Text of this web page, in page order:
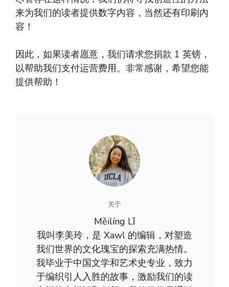
来为我们的读者提供数字内容，当然还有印刷内
容！
因此，如果读者愿意，我们请求您捐款 1 英镑，
以帮助我们支付运营费用。非常感谢，希望您能
提供帮助！
关于
Měilíng Lǐ
我叫李美玲，是 Xawl 的编辑，对塑造
我们世界的文化瑰宝的探索充满热情。
我毕业于中国文学和艺术史专业，致力
于编织引人入胜的故事，激励我们的读